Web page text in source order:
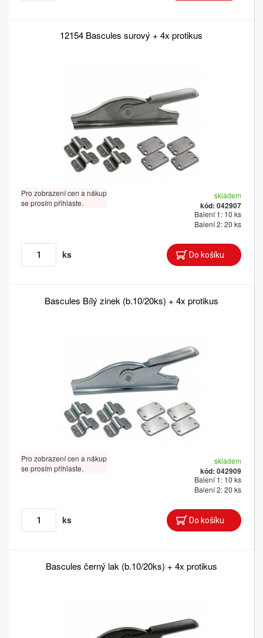
12154 Bascules surový + 4x protikus
Pro zobrazení cen a nákup
se prosím přihlaste.
skladem
kód: 042907
Balení 1: 10 ks
Balení 2: 20 ks
ks
Bascules Bílý zinek (b.10/20ks) + 4x protikus
Pro zobrazení cen a nákup
se prosím přihlaste.
skladem
kód: 042909
Balení 1: 10 ks
Balení 2: 20 ks
ks
Bascules černý lak (b.10/20ks) + 4x protikus